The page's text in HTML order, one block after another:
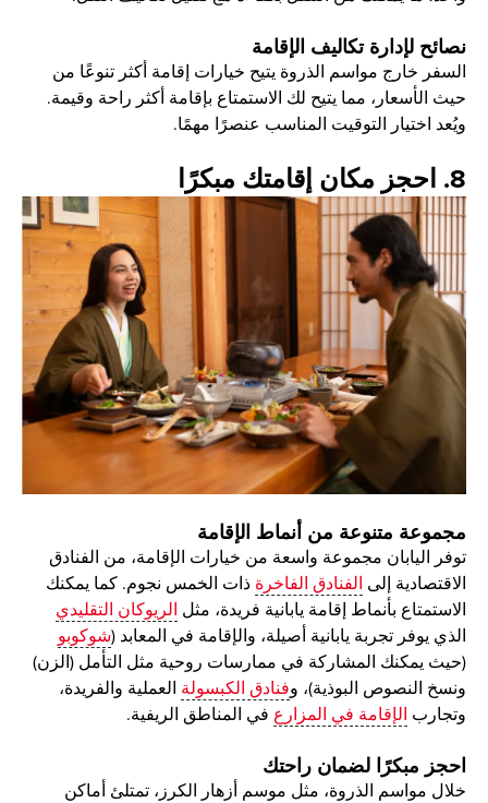
نصائح لإدارة تكاليف الإقامة
السفر خارج مواسم الذروة يتيح خيارات إقامة أكثر تنوعًا من
حيث الأسعار، مما يتيح لك الاستمتاع بإقامة أكثر راحة وقيمة.
ويُعد اختيار التوقيت المناسب عنصرًا مهمًا.
8. احجز مكان إقامتك مبكرًا
مجموعة متنوعة من أنماط الإقامة
توفر اليابان مجموعة واسعة من خيارات الإقامة، من الفنادق
الاقتصادية إلى الفنادق الفاخرة ذات الخمس نجوم. كما يمكنك
الاستمتاع بأنماط إقامة يابانية فريدة، مثل الريوكان التقليدي
الذي يوفر تجربة يابانية أصيلة، والإقامة في المعابد (شوكوبو
(حيث يمكنك المشاركة في ممارسات روحية مثل التأمل (الزن)
ونسخ النصوص البوذية)، وفنادق الكبسولة العملية والفريدة،
وتجارب الإقامة في المزارع في المناطق الريفية.
احجز مبكرًا لضمان راحتك
خلال مواسم الذروة، مثل موسم أزهار الكرز، تمتلئ أماكن